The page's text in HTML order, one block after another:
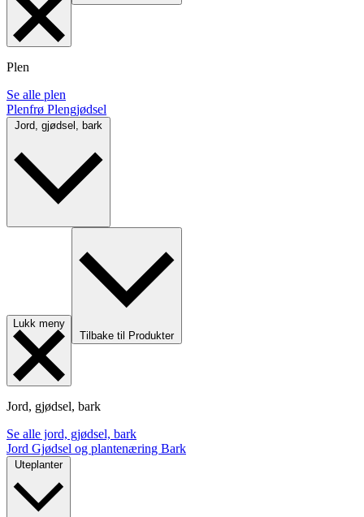
Plen
Se alle plen
Plenfrø Plengjødsel
Lukk meny
Tilbake til Produkter
Jord, gjødsel, bark
Se alle jord, gjødsel, bark
Jord Gjødsel og plantenæring Bark
Uteplanter